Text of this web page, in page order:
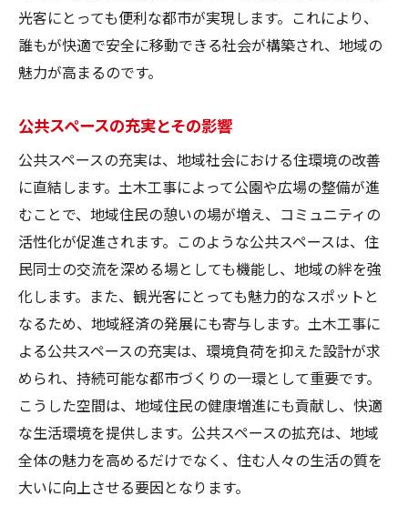
光客にとっても便利な都市が実現します。これにより、
誰もが快適で安全に移動できる社会が構築され、地域の
魅力が高まるのです。
公共スペースの充実とその影響
公共スペースの充実は、地域社会における住環境の改善
に直結します。土木工事によって公園や広場の整備が進
むことで、地域住民の憩いの場が増え、コミュニティの
活性化が促進されます。このような公共スペースは、住
民同士の交流を深める場としても機能し、地域の絆を強
化します。また、観光客にとっても魅力的なスポットと
なるため、地域経済の発展にも寄与します。土木工事に
よる公共スペースの充実は、環境負荷を抑えた設計が求
められ、持続可能な都市づくりの一環として重要です。
こうした空間は、地域住民の健康増進にも貢献し、快適
な生活環境を提供します。公共スペースの拡充は、地域
全体の魅力を高めるだけでなく、住む人々の生活の質を
大いに向上させる要因となります。